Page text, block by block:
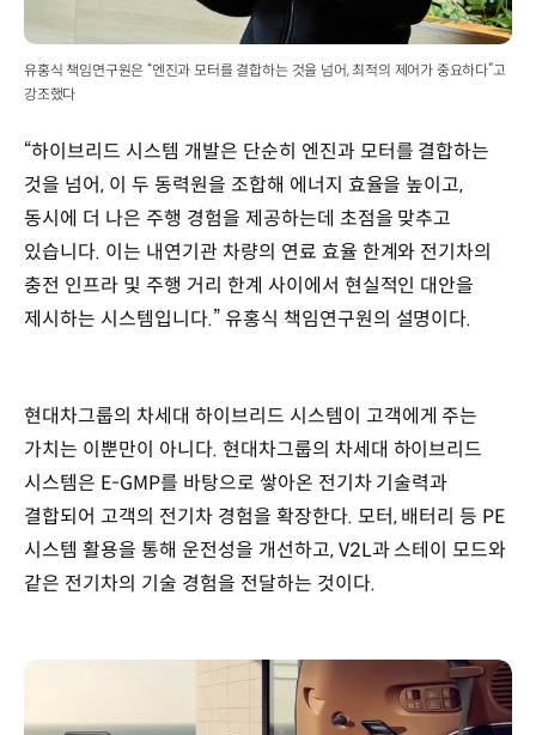
유홍식 책임연구원은 “엔진과 모터를 결합하는 것을 넘어, 최적의 제어가 중요하다”고
강조했다
“하이브리드 시스템 개발은 단순히 엔진과 모터를 결합하는
것을 넘어, 이 두 동력원을 조합해 에너지 효율을 높이고,
동시에 더 나은 주행 경험을 제공하는데 초점을 맞추고
있습니다. 이는 내연기관 차량의 연료 효율 한계와 전기차의
충전 인프라 및 주행 거리 한계 사이에서 현실적인 대안을
제시하는 시스템입니다.” 유홍식 책임연구원의 설명이다.
현대차그룹의 차세대 하이브리드 시스템이 고객에게 주는
가치는 이뿐만이 아니다. 현대차그룹의 차세대 하이브리드
시스템은 E-GMP를 바탕으로 쌓아온 전기차 기술력과
결합되어 고객의 전기차 경험을 확장한다. 모터, 배터리 등 PE
시스템 활용을 통해 운전성을 개선하고, V2L과 스테이 모드와
같은 전기차의 기술 경험을 전달하는 것이다.